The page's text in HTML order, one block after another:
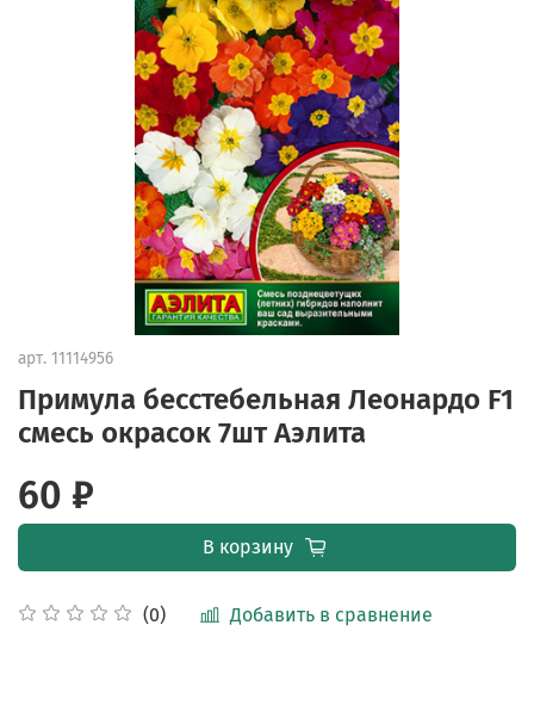
арт. 11114956
Примула бесстебельная Леонардо F1
смесь окрасок 7шт Аэлита
(0) Добавить в сравнение
60 ₽
В корзину